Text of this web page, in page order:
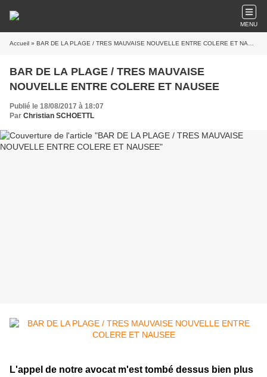
MENU
Accueil » BAR DE LA PLAGE / TRES MAUVAISE NOUVELLE ENTRE COLERE ET NAUSEE
BAR DE LA PLAGE / TRES MAUVAISE
NOUVELLE ENTRE COLERE ET NAUSEE
Publié le 18/08/2017 à 18:07
Par Christian SCHOETTL
L'appel de notre avocat m'est tombé dessus bien plus